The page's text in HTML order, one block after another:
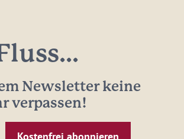
Newsletter keine
verpassen!